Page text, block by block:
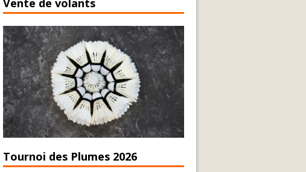
Vente de volants
Tournoi des Plumes 2026